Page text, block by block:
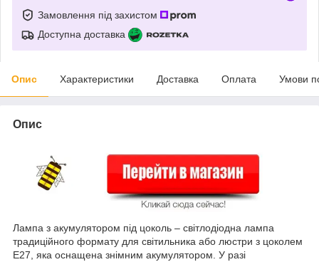
Замовлення під захистом
Доступна доставка
Опис Характеристики Доставка Оплата Умови
Опис
Лампа з акумулятором під цоколь – світлодіодна лампа
традиційного формату для світильника або люстри з цоколем
Е27, яка оснащена знімним акумулятором. У разі